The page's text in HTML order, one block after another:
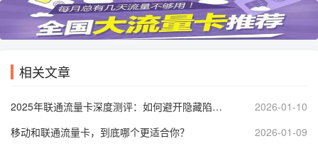
相关文章
2025年联通流量卡深度测评：如何避开隐藏陷阱，选到真正适合你的那张卡？
2026-01-10
移动和联通流量卡，到底哪个更适合你？
2026-01-09